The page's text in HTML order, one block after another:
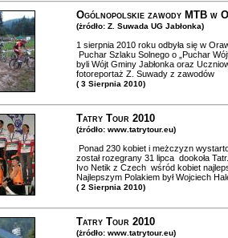
Ogólnopolskie zawody MTB w
(żródło: Z. Suwada UG Jabłonka)
1 sierpnia 2010 roku odbyła się w
Puchar Szlaku Solnego o „Puchar
byli Wójt Gminy Jabłonka oraz
fotoreportaż Z. Suwady z zawodów
( 3 Sierpnia 2010)
Tatry Tour 2010
(żródło: www.tatrytour.eu)
Ponad 230 kobiet i meżczyzn
został rozegrany 31 lipca dookoła
Ivo Netik z Czech wśród kobiet
Najlepszym Polakiem był Wojciech
( 2 Sierpnia 2010)
Tatry Tour 2010
(żródło: www.tatrytour.eu)